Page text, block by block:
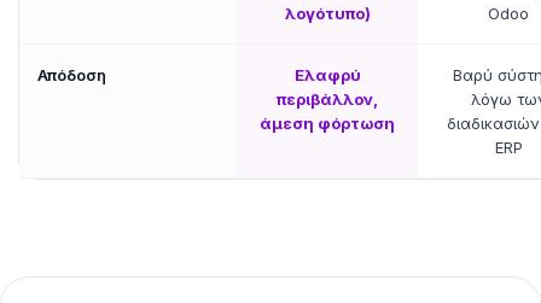
λογότυπο)
Odoo
Απόδοση
Ελαφρύ
περιβάλλον,
άμεση φόρτωση
Βαρύ
λόγω
ERP